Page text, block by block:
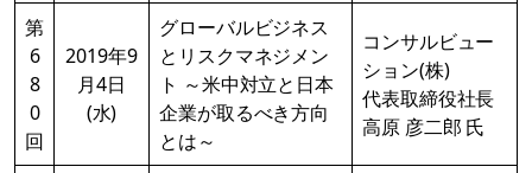
第
6
8
0
回
2019年9
月4日
(水)
グローバルビジネス
とリスクマネジメン
ト ～米中対立と日本
企業が取るべき方向
とは～
コンサルビュー
ション(株)
代表取締役社長
高原 彦二郎 氏